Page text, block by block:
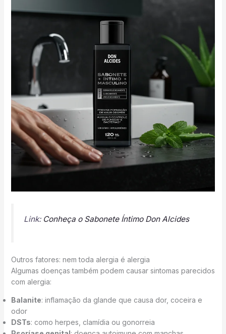
Link: Conheça o Sabonete Íntimo Don Alcides
Outros fatores: nem toda alergia é alergia
Algumas doenças também podem causar sintomas parecidos
com alergia:
Balanite: inflamação da glande que causa dor, coceira e
odor
DSTs: como herpes, clamídia ou gonorreia